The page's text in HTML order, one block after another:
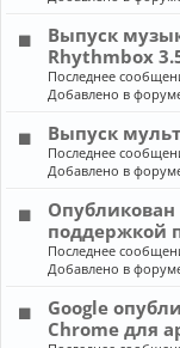
Выпуск
Rhythmbox
Последнее
Добавлено в
Выпуск
Последнее
Добавлено в
поддержкой
Последнее
Добавлено в
Google
Chrome для